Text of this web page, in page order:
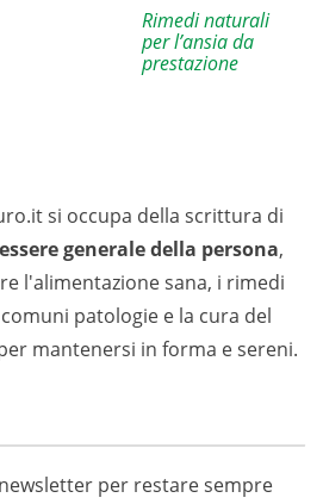
Rimedi naturali
per l’ansia da
prestazione
si occupa della scrittura di
generale della persona,
l'alimentazione sana, i rimedi
patologie e la cura del
mantenersi in forma e sereni.
per restare sempre